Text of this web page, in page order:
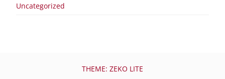
Uncategorized
THEME: ZEKO LITE